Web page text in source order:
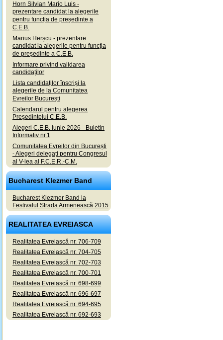
Horn Silvian Mario Luis -
prezentare candidat la alegerile
pentru funcția de președinte a
C.E.B.
Marius Herșcu - prezentare
candidat la alegerile pentru funcția
de președinte a C.E.B.
Informare privind validarea
candidaților
Lista candidaților înscriși la
alegerile de la Comunitatea
Evreilor București
Calendarul pentru alegerea
Președintelui C.E.B.
Alegeri C.E.B. Iunie 2026 - Buletin
Informativ nr.1
Comunitatea Evreilor din București
- Alegeri delegați pentru Congresul
al V-lea al F.C.E.R.-C.M.
Bucharest Klezmer Band
Bucharest Klezmer Band la
Festivalul Strada Armenească 2015
REALITATEA EVREIASCA
Realitatea Evreiască nr. 706-709
Realitatea Evreiască nr. 704-705
Realitatea Evreiască nr. 702-703
Realitatea Evreiască nr. 700-701
Realitatea Evreiască nr. 698-699
Realitatea Evreiască nr. 696-697
Realitatea Evreiască nr. 694-695
Realitatea Evreiască nr. 692-693